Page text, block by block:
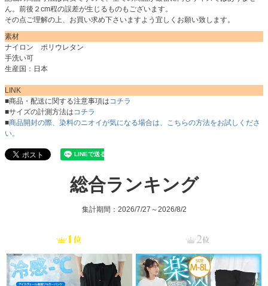
ん。前後２cm程の誤差が生じるものもございます。
その点ご理解の上、お買い求め下さいますよう宜しくお願い致します。
素材
ナイロン ポリウレタン
手洗い可
生産国：日本
LINK
■商品・配送に関する注意事項はコチラ
■サイズの計測方法はコチラ
■商品開封の際、染料のニオイが気になる場合は、こちらの方法をお試しくださ
い。
総合ランキング
集計期間：2026/7/27～2026/8/2